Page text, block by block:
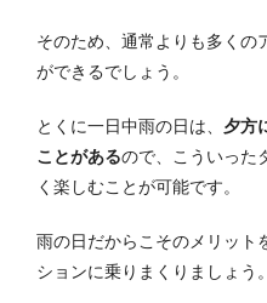
そのため、通常よりも多くの
ができるでしょう。
とくに一日中雨の日は、 夕方
ことがあるので、こういった
く楽しむことが可能です。
雨の日だからこそのメリット
ションに乗りまくりましょう。